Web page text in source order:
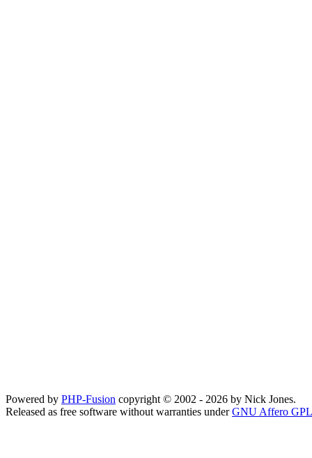
Powered by PHP-Fusion copyright © 2002 - 2026 by Nick Jones.
Released as free software without warranties underGNU Affero GPL